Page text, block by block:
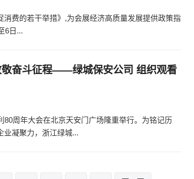
费的若干举措》,为会展经济高质量发展提供政策指
6日...
敬奋斗征程——绿城保安公司 组织观看
周年大会在北京天安门广场隆重举行。为铭记历
业凝聚力，浙江绿城...